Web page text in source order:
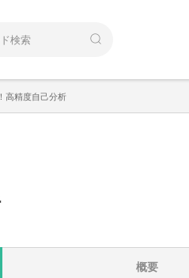
高精度自己分析
概要